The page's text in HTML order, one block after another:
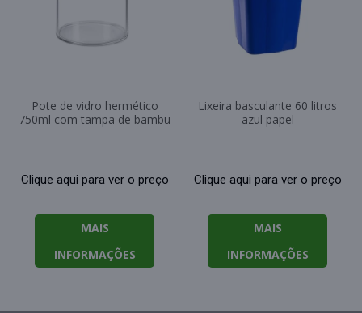
Pote de vidro hermético
750ml com tampa de bambu
Clique aqui para ver o preço
MAIS
INFORMAÇÕES
Lixeira basculante 60 litros
azul papel
Clique aqui para ver o preço
MAIS
INFORMAÇÕES